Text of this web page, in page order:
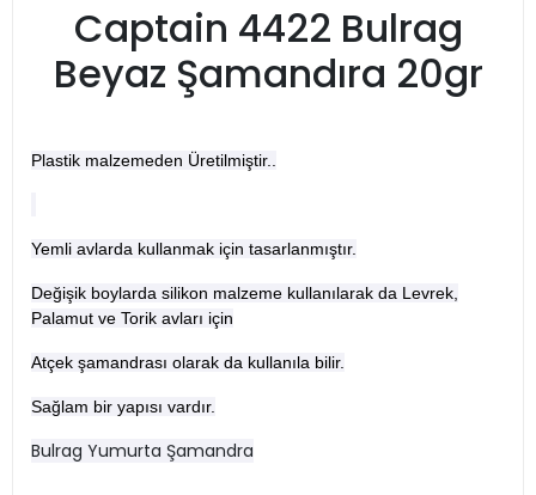
Captain 4422 Bulrag
Beyaz Şamandıra 20gr
Plastik malzemeden Üretilmiştir..
Yemli avlarda kullanmak için tasarlanmıştır.
Değişik boylarda silikon malzeme kullanılarak da Levrek,
Palamut ve Torik avları için
Atçek şamandrası olarak da kullanıla bilir.
Sağlam bir yapısı vardır.
Bulrag Yumurta Şamandra